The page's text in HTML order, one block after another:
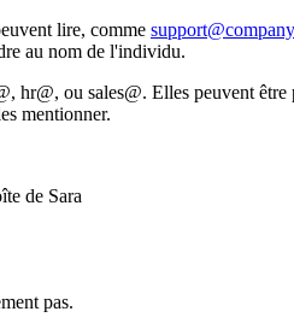
lire, comme
au nom de l'individu.
hr@, ou sales@. Elles peuvent être
mentionner.
de Sara
pas.